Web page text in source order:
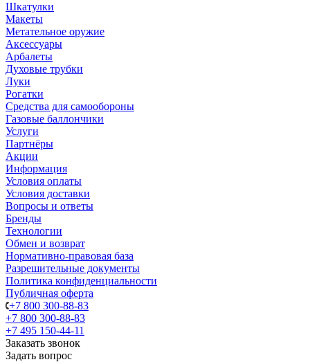
Шкатулки
Макеты
Метательное оружие
Аксессуары
Арбалеты
Духовые трубки
Луки
Рогатки
Средства для самообороны
Газовые баллончики
Услуги
Партнёры
Акции
Информация
Условия оплаты
Условия доставки
Вопросы и ответы
Бренды
Технологии
Обмен и возврат
Нормативно-правовая база
Разрешительные документы
Политика конфиденциальности
Публичная оферта
+7 800 300-88-83
+7 800 300-88-83
+7 495 150-44-11
Заказать звонок
Задать вопрос